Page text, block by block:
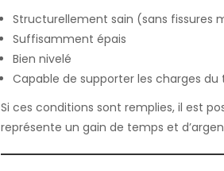
Structurellement sain (sans fissures
Suffisamment épais
Bien nivelé
Capable de supporter les charges
Si ces conditions sont remplies, il est
représente un gain de temps et